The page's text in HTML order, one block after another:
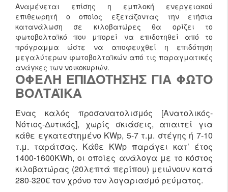
Αναμένεται επίσης η εμπλοκή ενεργειακού
επιθεωρητή ο οποίος εξετάζοντας την ετήσια
κατανάλωση σε κιλοβατώρες θα ορίζει το
φωτοβολταϊκό που μπορεί να επιδοτηθεί από το
πρόγραμμα ώστε να αποφευχθεί η επιδότηση
μεγαλύτερων φωτοβολταϊκών από τις παραγματικές
ανάγκες των νοικοκυριών.
ΟΦΈΛΗ ΕΠΙΔΌΤΗΣΗΣ ΓΙΑ ΦΩΤΟ
ΒΟΛΤΑΪΚΆ
Ένας καλός προσανατολισμός [Ανατολικός-
Νότιος-Δυτικός], χωρίς σκιάσεις, απαιτεί για
κάθε εγκατεστημένο KWp, 5-7 τ.μ. στέγης ή 7-10
τ.μ. ταράτσας. Κάθε KWp παράγει κατ’ έτος
1400-1600KWh, οι οποίες ανάλογα με το κόστος
κιλοβατώρας (20λεπτά περίπου) μειώνουν κατά
280-320€ τον χρόνο τον λογαριασμό ρεύματος.